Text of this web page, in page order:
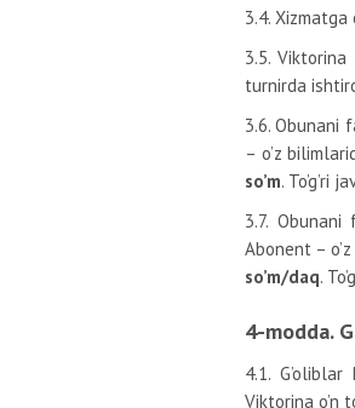
3.4.
3.5.
turnirda
3.6. Obunani
– o’z
so’m. To’g’ri
3.7.
Abonent –
so’m/daq.
4-modda.
4.1.
Viktorina o’n